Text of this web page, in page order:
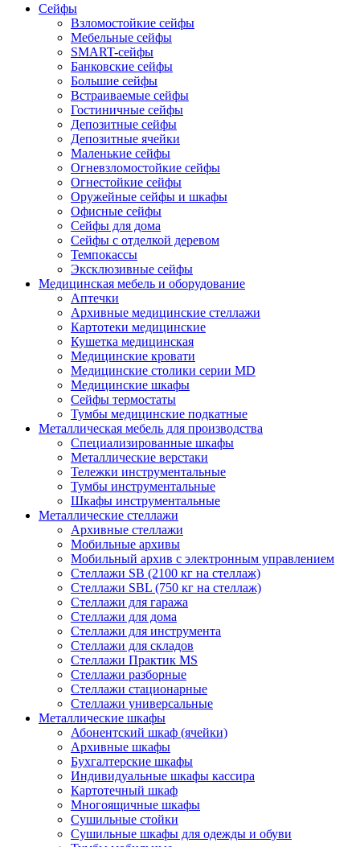
Сейфы
Взломостойкие сейфы
Мебельные сейфы
SMART-сейфы
Банковские сейфы
Большие сейфы
Встраиваемые сейфы
Гостиничные сейфы
Депозитные сейфы
Депозитные ячейки
Маленькие сейфы
Огневзломостойкие сейфы
Огнестойкие сейфы
Оружейные сейфы и шкафы
Офисные сейфы
Сейфы для дома
Сейфы с отделкой деревом
Темпокассы
Эксклюзивные сейфы
Медицинская мебель и оборудование
Аптечки
Архивные медицинские стеллажи
Картотеки медицинские
Кушетка медицинская
Медицинские кровати
Медицинские столики серии MD
Медицинские шкафы
Сейфы термостаты
Тумбы медицинские подкатные
Металлическая мебель для производства
Cпециализированные шкафы
Металлические верстаки
Тележки инструментальные
Тумбы инструментальные
Шкафы инструментальные
Металлические стеллажи
Архивные стеллажи
Мобильные архивы
Мобильный архив с электронным управлением
Стеллажи SB (2100 кг на стеллаж)
Стеллажи SBL (750 кг на стеллаж)
Стеллажи для гаража
Стеллажи для дома
Стеллажи для инструмента
Стеллажи для складов
Стеллажи Практик MS
Стеллажи разборные
Стеллажи стационарные
Стеллажи универсальные
Металлические шкафы
Абонентский шкаф (ячейки)
Архивные шкафы
Бухгалтерские шкафы
Индивидуальные шкафы кассира
Картотечный шкаф
Многоящичные шкафы
Сушильные стойки
Сушильные шкафы для одежды и обуви